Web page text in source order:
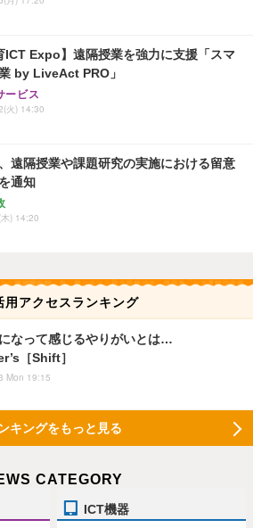
ICT Expo】遠隔授業を強力に支援「スマ
by LiveAct PRO」
ービス
火) 14:30
遠隔授業や課題研究の実施における留意
通知
) 14:20
用アクセスランキング
なって感じるやりがいとは…
［Shift］
Mon 19:15
キングをもっと見る
CATEGORY
ICT機器